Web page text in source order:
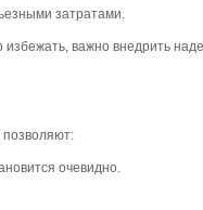
затратами.
избежать, важно внедрить
очевидно.